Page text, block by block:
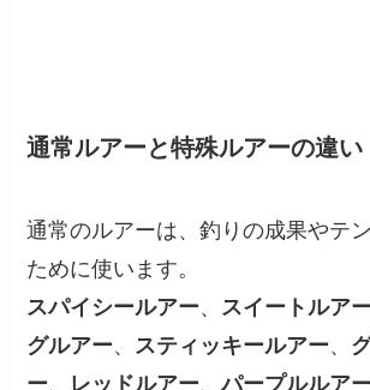
通常ルアーと特殊ルアーの違い
通常のルアーは、釣りの成果やテ
ために使います。
スパイシールアー、 スイートルアー
グルアー、 スティッキールアー、
ー、 レッドルアー、パープルルアー